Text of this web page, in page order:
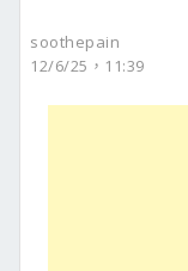
soothepain
12/6/25，11:39